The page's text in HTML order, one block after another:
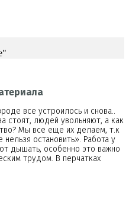
все устроилось и снова..
стоят, людей увольняют, а как
Мы все еще их делаем, т.к
остановить». Работа у
дышать, особенно это важно
трудом. В перчатках